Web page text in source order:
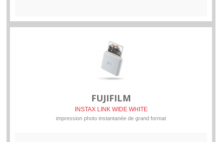
FUJIFILM
INSTAX LINK WIDE WHITE
impression photo instantanée de grand format